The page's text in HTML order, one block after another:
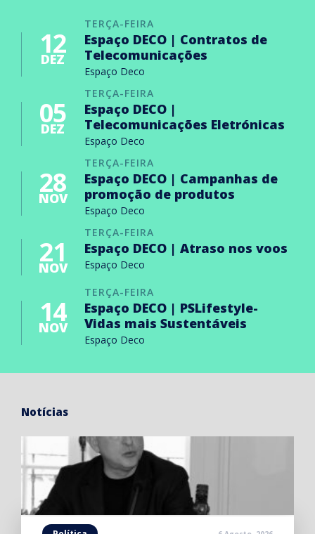
TERÇA-FEIRA
12
DEZ
Espaço DECO | Contratos de
Telecomunicações
Espaço Deco
TERÇA-FEIRA
05
DEZ
Espaço DECO |
Telecomunicações Eletrónicas
Espaço Deco
TERÇA-FEIRA
28
NOV
Espaço DECO | Campanhas de
promoção de produtos
Espaço Deco
TERÇA-FEIRA
21
NOV
Espaço DECO | Atraso nos voos
Espaço Deco
TERÇA-FEIRA
14
NOV
Espaço DECO | PSLifestyle-
Vidas mais Sustentáveis
Espaço Deco
Notícias